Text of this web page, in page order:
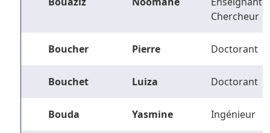
Chercheur
Boucher Pierre Doctorant
Bouchet Luiza Doctorant
Bouda Yasmine Ingénieur